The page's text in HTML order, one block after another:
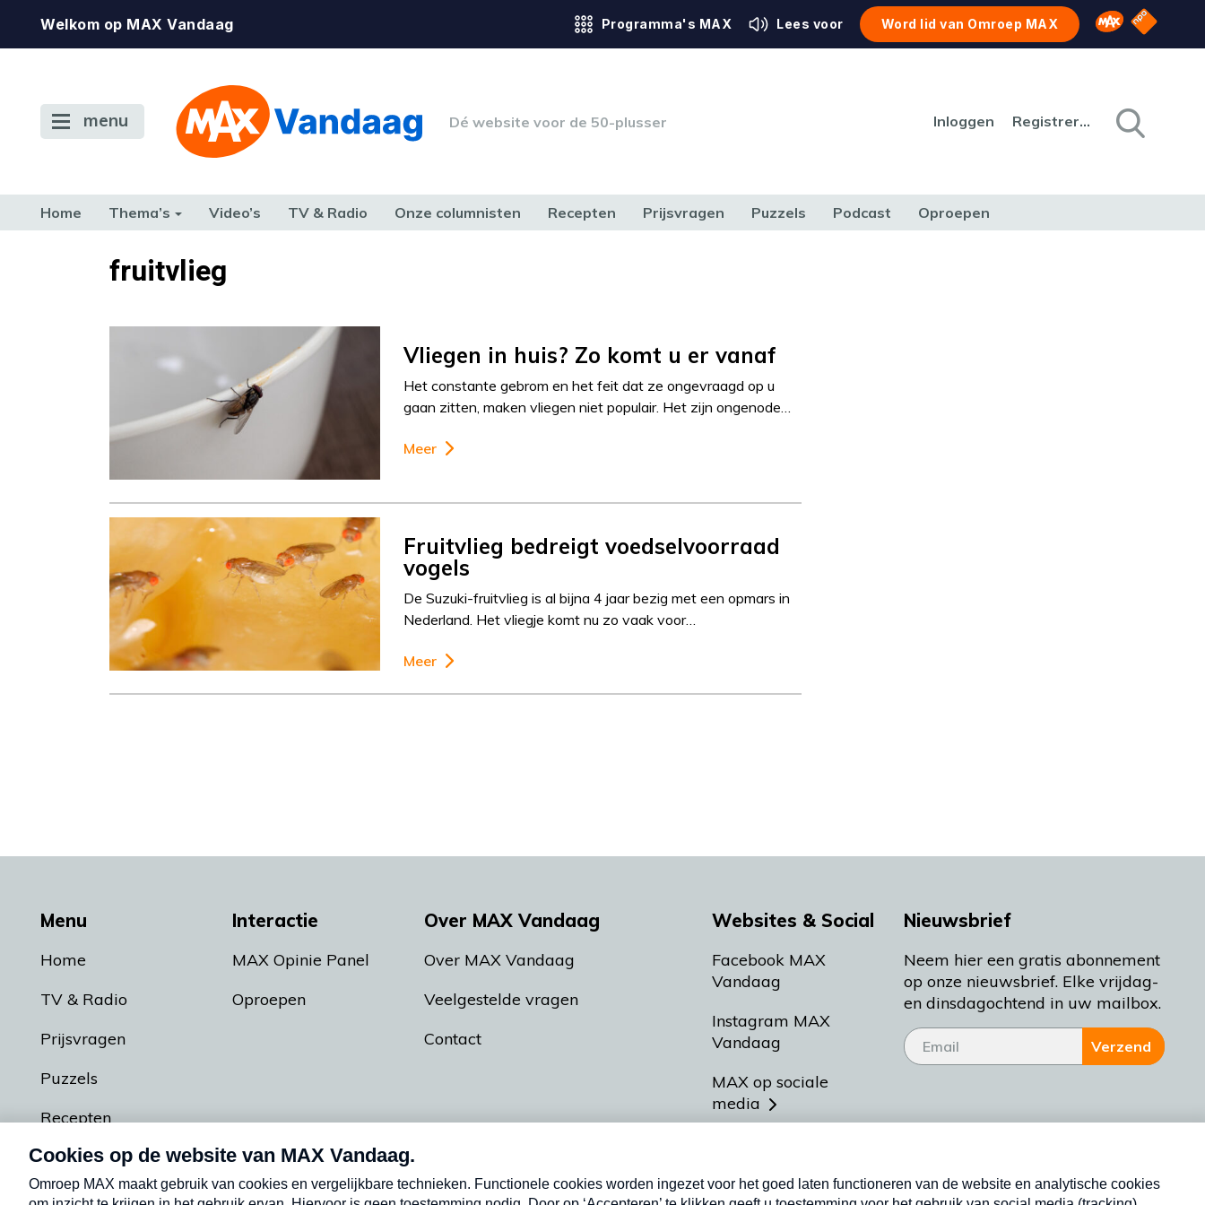
Welkom op MAX Vandaag Programma's MAX Lees voor Word lid van Omroep MAX Omroep MAX
NPO
menu Dé website voor de 50-plusser Inloggen Registreren
Home Thema’s Video’s TV & Radio Onze columnisten Recepten Prijsvragen Puzzels Podcast Oproepen
TERUG NAAR TOENfruitvlieg
Vliegen in huis? Zo komt u er vanaf
Het constante gebrom en het feit dat ze ongevraagd op u
gaan zitten, maken vliegen niet populair. Het zijn ongenode…
Meer
Fruitvlieg bedreigt voedselvoorraad
vogels
De Suzuki-fruitvlieg is al bijna 4 jaar bezig met een opmars in
Nederland. Het vliegje komt nu zo vaak voor…
Meer
Menu
Home
TV & Radio
Prijsvragen
Puzzels
Recepten
Podcasts
Interactie
MAX Opinie Panel
Oproepen
Over MAX Vandaag
Over MAX Vandaag
Veelgestelde vragen
Contact
Websites & Social
Facebook MAX
Vandaag
Instagram MAX
Vandaag
MAX op sociale
media
Meldpunt Actueel
Nieuwsbrief
Neem hier een gratis abonnement
op onze nieuwsbrief. Elke vrijdag-
en dinsdagochtend in uw mailbox.
Verzend
Nieuwsbrief